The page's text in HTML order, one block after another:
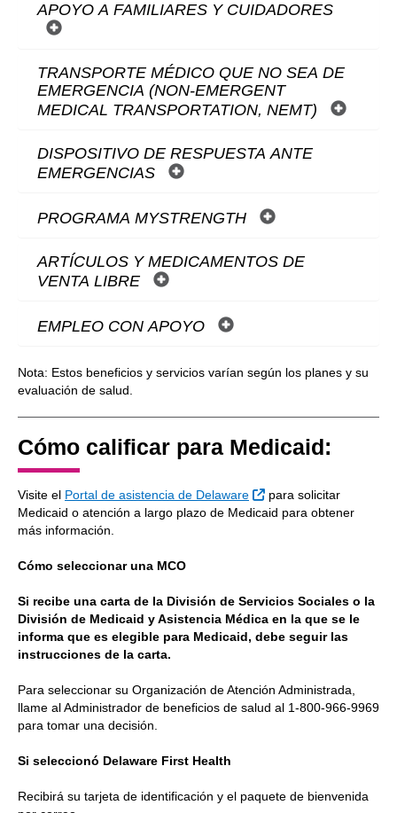
APOYO A FAMILIARES Y CUIDADORES
TRANSPORTE MÉDICO QUE NO SEA DE
EMERGENCIA (NON-EMERGENT
MEDICAL TRANSPORTATION, NEMT)
DISPOSITIVO DE RESPUESTA ANTE
EMERGENCIAS
PROGRAMA MYSTRENGTH
ARTÍCULOS Y MEDICAMENTOS DE
VENTA LIBRE
EMPLEO CON APOYO
Nota: Estos beneficios y servicios varían según los planes y su
evaluación de salud.
Cómo calificar para Medicaid:
Visite el Portal de asistencia de Delaware Sitio Externo
para solicitar
Medicaid o atención a largo plazo de Medicaid para obtener
más información.
Cómo seleccionar una MCO
Si recibe una carta de la División de Servicios Sociales o la
División de Medicaid y Asistencia Médica en la que se le
informa que es elegible para Medicaid, debe seguir las
instrucciones de la carta.
Para seleccionar su Organización de Atención Administrada,
llame al Administrador de beneficios de salud al 1-800-966-9969
para tomar una decisión.
Si seleccionó Delaware First Health
Recibirá su tarjeta de identificación y el paquete de bienvenida